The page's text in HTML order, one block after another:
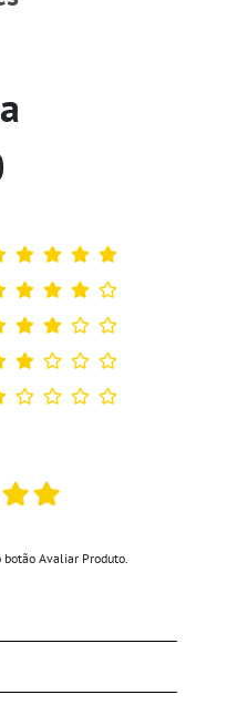
botão Avaliar Produto.